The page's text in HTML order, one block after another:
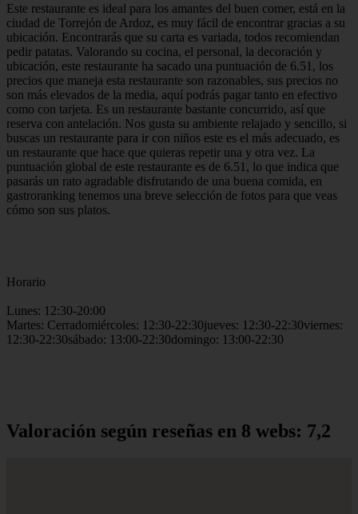
Este restaurante es ideal para los amantes del buen comer, está en la
ciudad de Torrejón de Ardoz, es muy fácil de encontrar gracias a su
ubicación. Encontrarás que su carta es variada, todos recomiendan
pedir patatas. Valorando su cocina, el personal, la decoración y
ubicación, este restaurante ha sacado una puntuación de 6.51, los
precios que maneja esta restaurante son razonables, sus precios no
son más elevados de la media, aquí podrás pagar tanto en efectivo
como con tarjeta. Es un restaurante bastante concurrido, así que
reserva con antelación. Nos gusta su ambiente relajado y sencillo, si
buscas un restaurante para ir con niños este es el más adecuado, es
un restaurante que hace que quieras repetir una y otra vez. La
puntuación global de este restaurante es de 6.51, lo que indica que
pasarás un rato agradable disfrutando de una buena comida, en
gastroranking tenemos una breve selección de fotos para que veas
cómo son sus platos.
Horario
Lunes: 12:30-20:00
Martes: Cerradomiércoles: 12:30-22:30jueves: 12:30-22:30viernes:
12:30-22:30sábado: 13:00-22:30domingo: 13:00-22:30
Valoración según reseñas en 8 webs: 7,2